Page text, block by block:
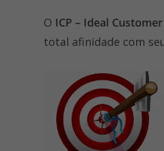
O ICP – Ideal
total afinidade com